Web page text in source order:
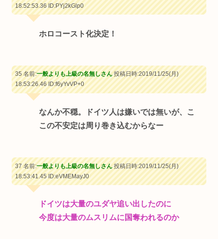
18:52:53.36ID:PYj2kGlp0
ホロコースト化決定！
35 名前:一般よりも上級の名無しさん投稿日時:2019/11/25(月)
18:53:26.46ID:f6yYvVP+0
なんか不穏。ドイツ人は嫌いでは無いが、こ
この不安定は周り巻き込むからなー
37 名前:一般よりも上級の名無しさん投稿日時:2019/11/25(月)
18:53:41.45ID:eVMEMayJ0
ドイツは大量のユダヤ追い出したのに
今度は大量のムスリムに国奪われるのか